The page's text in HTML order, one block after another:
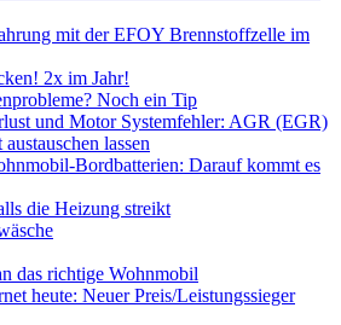
mit der EFOY Brennstoffzelle im
2x im Jahr!
Noch ein Tip
und Motor Systemfehler: AGR (EGR)
lassen
Bordbatterien: Darauf kommt es
die Heizung streikt
das richtige Wohnmobil
heute: Neuer Preis/Leistungssieger